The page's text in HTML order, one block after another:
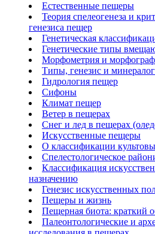
Естественные пещеры
Теория спелеогенеза и
генезиса пещер
Генетическая
Генетические типы
Морфометрия и
Типы, генезис и
Гидрология пещер
Сифоны
Климат пещер
Ветер в пещерах
Снег и лед в пещерах
Искусственные пещеры
О классификации
Спелестологическое
Классификация
назначению
Генезис искусственных
Пещеры и жизнь
Пещерная биота: краткий
Палеонтологические и